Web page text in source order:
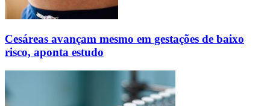
Cesáreas avançam mesmo em gestações de baixo
risco, aponta estudo